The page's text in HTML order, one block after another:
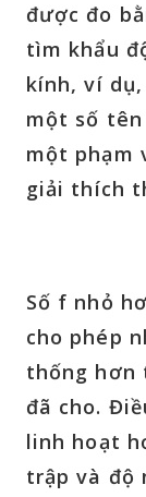
được đo
tìm khẩu
kính, ví dụ,
một số
một phạm
giải thích
Số f nhỏ
cho phép
thống hơn
đã cho.
linh hoạt
trập và độ